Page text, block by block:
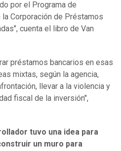
por el Programa de
la Corporación de Préstamos
cuenta el libro de Van
préstamos bancarios en esas
mixtas, según la agencia,
llevar a la violencia y
fiscal de la inversión",
tuvo una idea para
un muro para